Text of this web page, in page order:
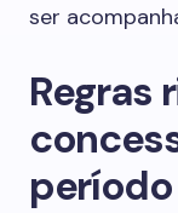
ser
Regras